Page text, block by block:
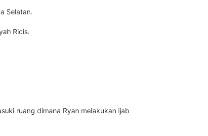
Selatan.
Ricis.
ruang dimana Ryan melakukan ijab